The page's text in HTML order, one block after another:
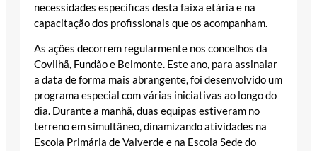
necessidades específicas desta faixa etária e na
capacitação dos profissionais que os acompanham.
As ações decorrem regularmente nos concelhos da
Covilhã, Fundão e Belmonte. Este ano, para assinalar
a data de forma mais abrangente, foi desenvolvido um
programa especial com várias iniciativas ao longo do
dia. Durante a manhã, duas equipas estiveram no
terreno em simultâneo, dinamizando atividades na
Escola Primária de Valverde e na Escola Sede do